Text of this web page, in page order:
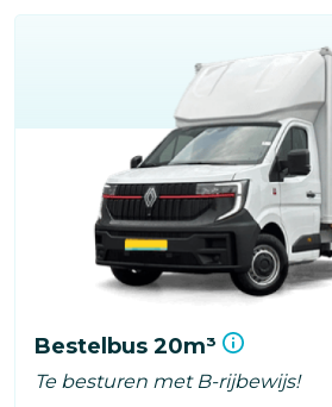
Bestelbus 20m³
Te besturen met B-rijbewijs!